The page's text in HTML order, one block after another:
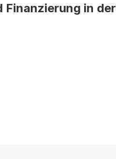
Finanzierung in der